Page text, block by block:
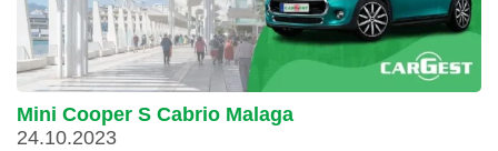
Mini Cooper S Cabrio Malaga
24.10.2023